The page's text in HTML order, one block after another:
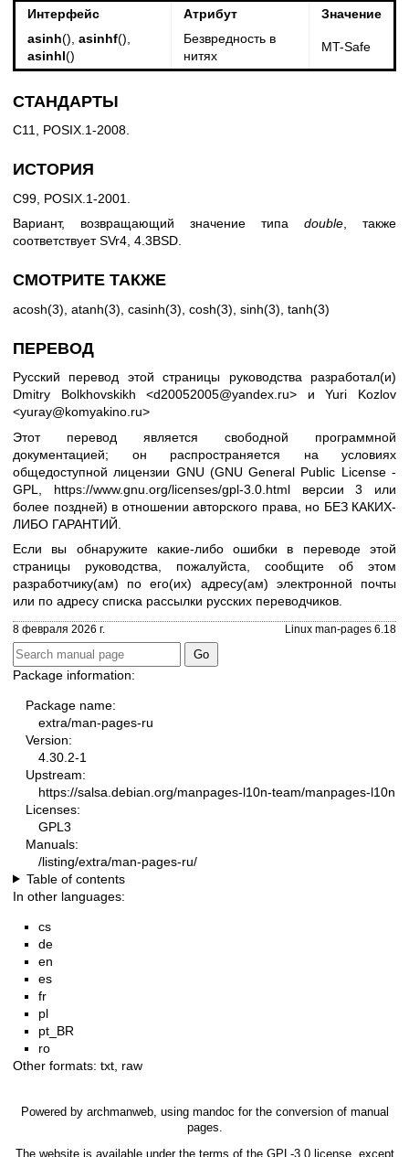
Интерфейс Атрибут
Значение
asinh(), asinhf(),
asinhl()
Безвредность в
нитях
MT-Safe
СТАНДАРТЫ
C11, POSIX.1-2008.
ИСТОРИЯ
C99, POSIX.1-2001.
Вариант, возвращающий значение типа double, также
соответствует SVr4, 4.3BSD.
СМОТРИТЕ ТАКЖЕ
acosh(3) atanh(3) casinh(3) cosh(3) sinh(3) tanh(3)
ПЕРЕВОД
Русский перевод этой страницы руководства разработал(и)
Dmitry Bolkhovskikh <d20052005@yandex.ru> и Yuri Kozlov
<yuray@komyakino.ru>
Этот перевод является свободной программной
документацией; он распространяется на условиях
общедоступной лицензии GNU (GNU General Public License -
GPL, https://www.gnu.org/licenses/gpl-3.0.htmlверсии 3 или
более поздней) в отношении авторского права, но БЕЗ КАКИХ-
ЛИБО ГАРАНТИЙ.
Если вы обнаружите какие-либо ошибки в переводе этой
страницы руководства, пожалуйста, сообщите об этом
разработчику(ам) по его(их) адресу(ам) электронной почты
или по адресу списка рассылки русских переводчиков
8 февраля 2026 г. Linux man-pages 6.18
Package information:
Package name:
extra/man-pages-ru
Version:
4.30.2-1
Upstream:
https://salsa.debian.org/manpages-l10n-team/manpages-l10n
Licenses:
GPL3
Manuals:
/listing/extra/man-pages-ru/
Table of contents
In other languages:
cs
de
en
es
fr
pl
pt_BR
ro
Other formats: txt raw
Powered by archmanweb, using mandoc for the conversion of manual
pages.
The website is available under the terms of the GPL-3.0license, except